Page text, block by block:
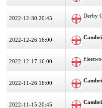
2022-12-30 20:45 Derby
2022-12-26 16:00
2022-12-17 16:00
2022-11-26 16:00
2022-11-15 20:45